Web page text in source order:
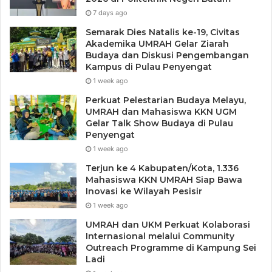
karyawan dan mengurangi tingkat turnover, yang
merupakan aspek penting dari manajemen kinerja
berkelanjutan.
Namun, meskipun teknologi membawa banyak manfaat,
penerapannya tidak lepas dari tantangan. Salah satu
hambatan yang sering ditemui adalah resistensi dari
sebagian karyawan yang merasa bahwa pengawasan
melalui teknologi membatasi privasi dan otonomi mereka.
karena tidak semua karyawan memiliki kemampuan yang
sama dalam menggunakan perangkat teknologi baru,
sehingga pelatihan tambahan mungkin diperlukan. Selain
itu, keberhasilan penerapan teknologi dalam manajemen
kinerja sangat tergantung pada bagaimana alat-alat
tersebut diintegrasikan ke dalam budaya organisasi.
Teknologi harus dilihat sebagai alat pendukung, bukan
7 days ago
Semarak Dies Natalis ke-19, Civitas
Akademika UMRAH Gelar Ziarah
Budaya dan Diskusi Pengembangan
Kampus di Pulau Penyengat
1 week ago
Perkuat Pelestarian Budaya Melayu,
UMRAH dan Mahasiswa KKN UGM
Gelar Talk Show Budaya di Pulau
Penyengat
1 week ago
Terjun ke 4 Kabupaten/Kota, 1.336
Mahasiswa KKN UMRAH Siap Bawa
Inovasi ke Wilayah Pesisir
1 week ago
UMRAH dan UKM Perkuat Kolaborasi
Internasional melalui Community
Outreach Programme di Kampung Sei
Ladi